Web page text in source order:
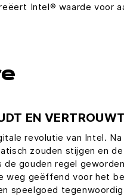
Intel® waarde voor
EN
revolutie van Intel.
zouden stijgen en
gouden regel
weg geëffend voor het
speelgoed